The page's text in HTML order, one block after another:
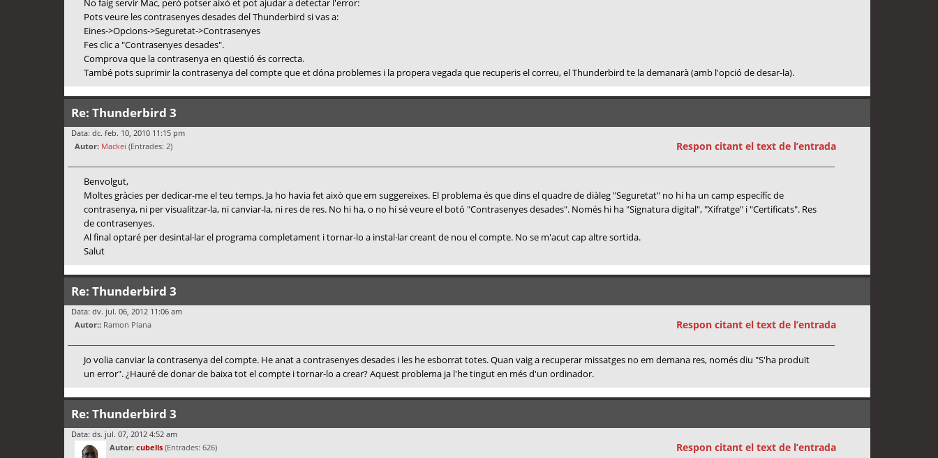
No faig servir Mac, però potser això et pot ajudar a detectar l'error:
Pots veure les contrasenyes desades del Thunderbird si vas a:
Eines->Opcions->Seguretat->Contrasenyes
Fes clic a "Contrasenyes desades".
Comprova que la contrasenya en qüestió és correcta.
També pots suprimir la contrasenya del compte que et dóna problemes i la propera vegada que recuperis el correu, el Thunderbird te la demanarà (amb l'opció de desar-la).
Re: Thunderbird 3
Data: dc. feb. 10, 2010 11:15 pm
Autor: Mackei (Entrades: 2) Respon citant el text de l’entrada
Benvolgut,
Moltes gràcies per dedicar-me el teu temps. Ja ho havia fet això que em suggereixes. El problema és que dins el quadre de diàleg "Seguretat" no hi ha un camp específíc de
contrasenya, ni per visualitzar-la, ni canviar-la, ni res de res. No hi ha, o no hi sé veure el botó "Contrasenyes desades". Només hi ha "Signatura digital", "Xifratge" i "Certificats". Res
de contrasenyes.
Al final optaré per desintal·lar el programa completament i tornar-lo a instal·lar creant de nou el compte. No se m'acut cap altre sortida.
Salut
Re: Thunderbird 3
Data: dv. jul. 06, 2012 11:06 am
Autor:: Ramon Plana Respon citant el text de l’entrada
Jo volia canviar la contrasenya del compte. He anat a contrasenyes desades i les he esborrat totes. Quan vaig a recuperar missatges no em demana res, només diu "S'ha produït
un error". ¿Hauré de donar de baixa tot el compte i tornar-lo a crear? Aquest problema ja l'he tingut en més d'un ordinador.
Re: Thunderbird 3
Data: ds. jul. 07, 2012 4:52 am
Autor: cubells (Entrades: 626) Respon citant el text de l’entrada